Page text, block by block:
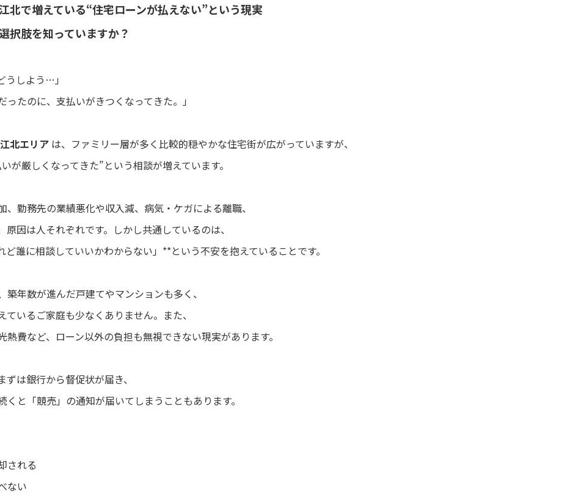
北で増えている“住宅ローンが払えない”という現実
肢を知っていますか？
うしよう…」
ったのに、支払いがきつくなってきた。」
北エリア は、ファミリー層が多く比較的穏やかな住宅街が広がっていますが、
が厳しくなってきた”という相談が増えています。
、勤務先の業績悪化や収入減、病気・ケガによる離職、
原因は人それぞれです。しかし共通しているのは、
誰に相談していいかわからない」**という不安を抱えていることです。
年数が進んだ戸建てやマンションも多く、
ているご家庭も少なくありません。また、
熱費など、ローン以外の負担も無視できない現実があります。
は銀行から督促状が届き、
くと「競売」の通知が届いてしまうこともあります。
される
ない